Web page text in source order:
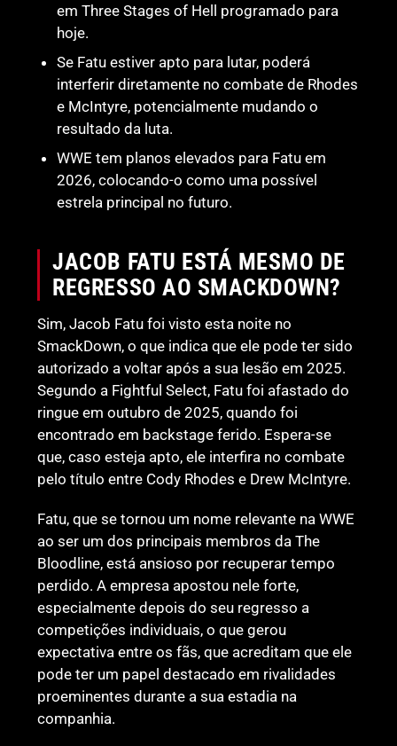
em Three Stages of Hell programado para
hoje.
Se Fatu estiver apto para lutar, poderá
interferir diretamente no combate de Rhodes
e McIntyre, potencialmente mudando o
resultado da luta.
WWE tem planos elevados para Fatu em
2026, colocando-o como uma possível
estrela principal no futuro.
JACOB FATU ESTÁ MESMO DE
REGRESSO AO SMACKDOWN?
Sim, Jacob Fatu foi visto esta noite no
SmackDown, o que indica que ele pode ter sido
autorizado a voltar após a sua lesão em 2025.
Segundo a Fightful Select, Fatu foi afastado do
ringue em outubro de 2025, quando foi
encontrado em backstage ferido. Espera-se
que, caso esteja apto, ele interfira no combate
pelo título entre Cody Rhodes e Drew McIntyre.
Fatu, que se tornou um nome relevante na WWE
ao ser um dos principais membros da The
Bloodline, está ansioso por recuperar tempo
perdido. A empresa apostou nele forte,
especialmente depois do seu regresso a
competições individuais, o que gerou
expectativa entre os fãs, que acreditam que ele
pode ter um papel destacado em rivalidades
proeminentes durante a sua estadia na
companhia.